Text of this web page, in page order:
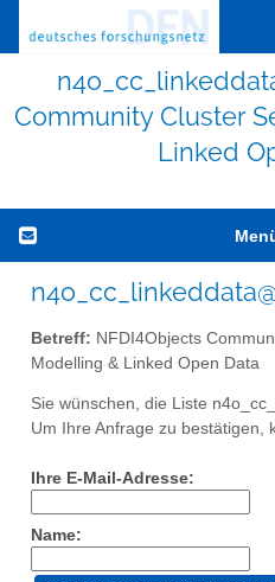
Community Cluster
Linked
Betreff: NFDI4Objects
Modelling & Linked Open Data
Sie wünschen, die Liste
Um Ihre Anfrage zu bestätigen,
Ihre E-Mail-Adresse:
Name: